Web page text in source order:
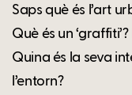
Saps què és l’art
Què és un ‘graffiti’?
Quina és la seva
l’entorn?